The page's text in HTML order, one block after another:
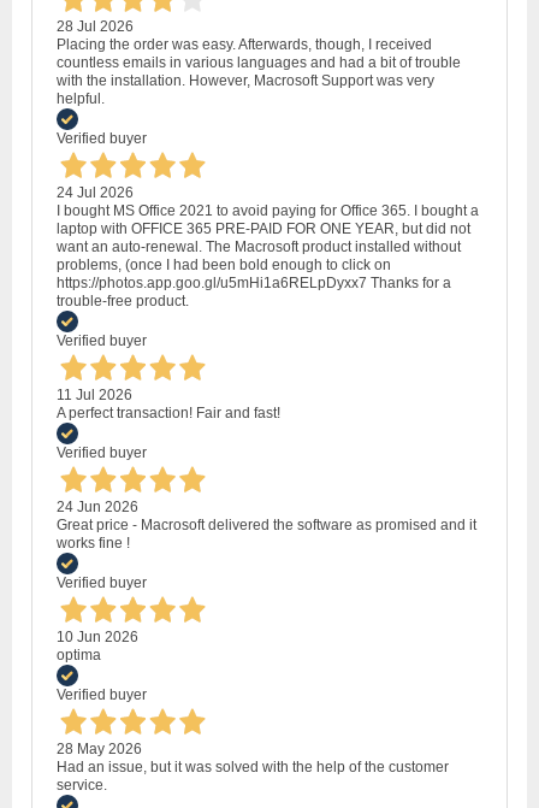
28 Jul 2026
Placing the order was easy. Afterwards, though, I received
countless emails in various languages and had a bit of trouble
with the installation. However, Macrosoft Support was very
helpful.
Verified buyer
24 Jul 2026
I bought MS Office 2021 to avoid paying for Office 365. I bought a
laptop with OFFICE 365 PRE-PAID FOR ONE YEAR, but did not
want an auto-renewal. The Macrosoft product installed without
problems, (once I had been bold enough to click on
https://photos.app.goo.gl/u5mHi1a6RELpDyxx7 Thanks for a
trouble-free product.
Verified buyer
11 Jul 2026
A perfect transaction! Fair and fast!
Verified buyer
24 Jun 2026
Great price - Macrosoft delivered the software as promised and it
works fine !
Verified buyer
10 Jun 2026
optima
Verified buyer
28 May 2026
Had an issue, but it was solved with the help of the customer
service.